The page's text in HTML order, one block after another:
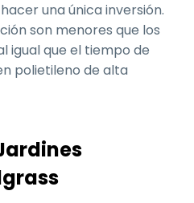
una única inversión.
son menores que los
igual que el tiempo de
polietileno de alta